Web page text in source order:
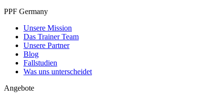
PPF Germany
Unsere Mission
Das Trainer Team
Unsere Partner
Blog
Fallstudien
Was uns unterscheidet
Angebote